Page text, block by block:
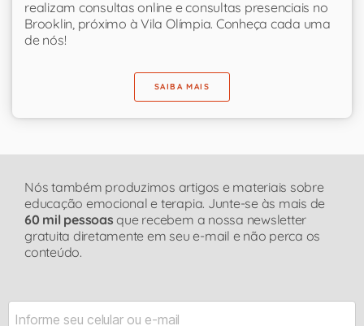
realizam consultas online e consultas presenciais no
Brooklin, próximo à Vila Olímpia. Conheça cada uma
de nós!
SAIBA MAIS
Nós também produzimos artigos e materiais sobre
educação emocional e terapia. Junte-se às mais de
60 mil pessoas que recebem a nossa newsletter
gratuita diretamente em seu e-mail e não perca os
conteúdo.